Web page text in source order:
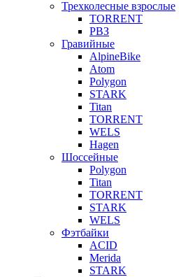
Трехколесные взрослые
TORRENT
РВЗ
Гравийные
AlpineBike
Atom
Polygon
STARK
Titan
TORRENT
WELS
Hagen
Шоссейные
Polygon
Titan
TORRENT
STARK
WELS
Фэтбайки
ACID
Merida
STARK